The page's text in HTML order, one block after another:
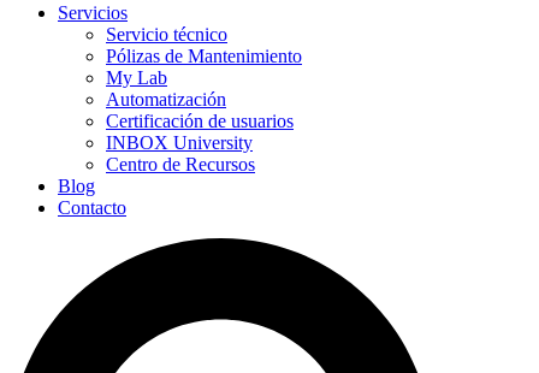
Servicios
Servicio técnico
Pólizas de Mantenimiento
My Lab
Automatización
Certificación de usuarios
INBOX University
Centro de Recursos
Blog
Contacto